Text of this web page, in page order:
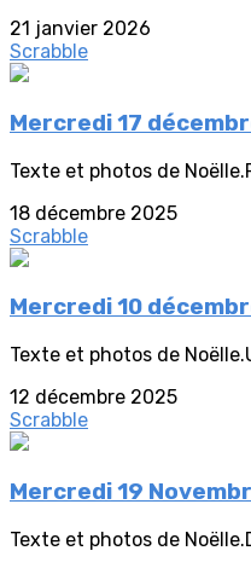
21 janvier 2026
Scrabble
Mercredi 17
Texte et photos de
18 décembre 2025
Scrabble
Mercredi 10
Texte et photos de
12 décembre 2025
Scrabble
Mercredi 19
Texte et photos de